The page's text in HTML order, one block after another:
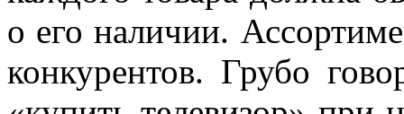
о его наличии.
конкурентов. Грубо